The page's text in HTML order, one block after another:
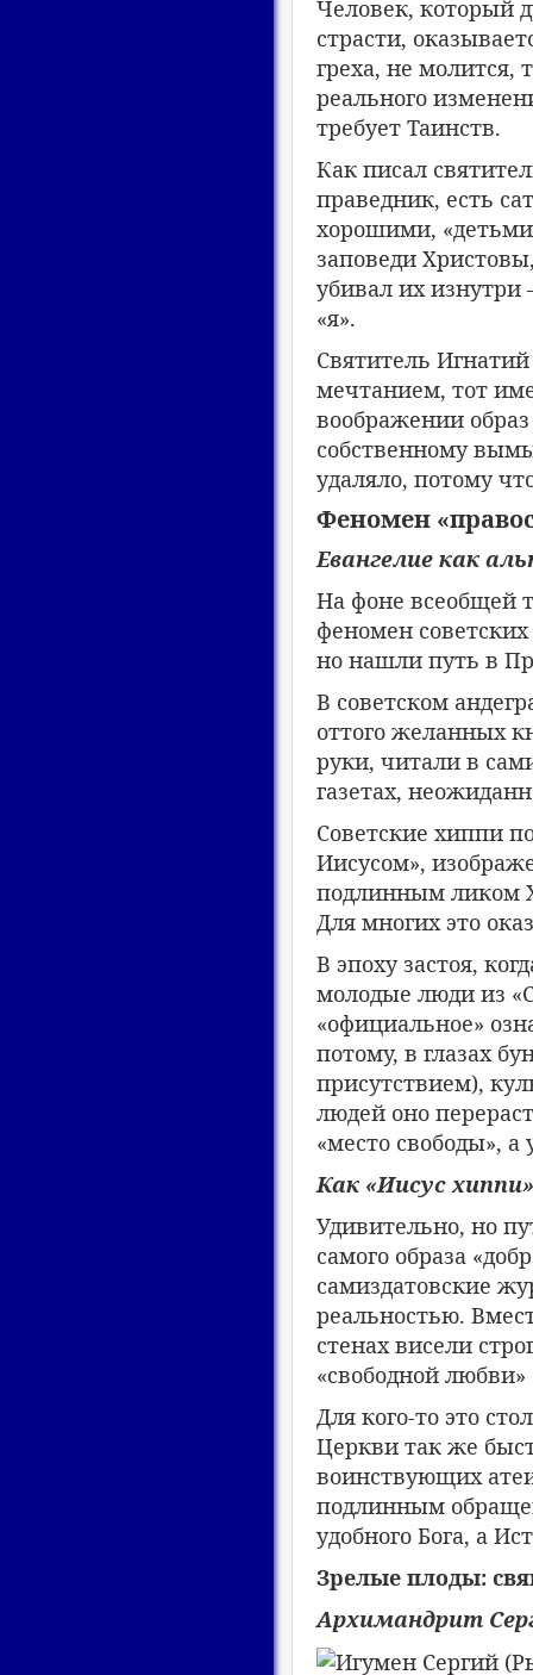
Человек, который
страсти,
греха, не
реального
требует Таинств.
Как писал
праведник, есть
хорошими,
заповеди
убивал их изнутри
«я».
Святитель
мечтанием, тот
воображении
собственному
удаляло, потому
Феномен
Евангелие как
На фоне всеобщей
феномен
но нашли путь в
В советском
оттого желанных
руки, читали в
газетах,
Советские хиппи
Иисусом»,
подлинным ликом
Для многих это
В эпоху застоя,
молодые люди из
«официальное»
потому, в глазах
присутствием),
людей оно
«место свободы»,
Как «Иисус
Удивительно, но
самого образа
самиздатовские
реальностью.
стенах висели
«свободной
Для кого-то это
Церкви так же
воинствующих
подлинным
удобного Бога, а
Зрелые плоды:
Архимандрит